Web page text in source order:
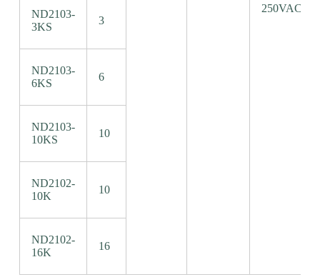
250VAC/
ND2103-
3KS
3
ND2103-
6KS
6
ND2103-
10KS
10
ND2102-
10K
10
ND2102-
16K
16